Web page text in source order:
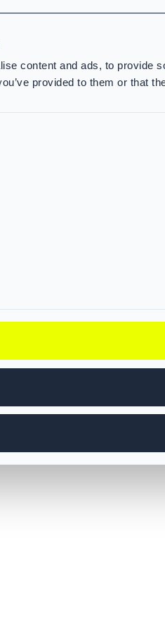
content and ads, to provide
provided to them or that